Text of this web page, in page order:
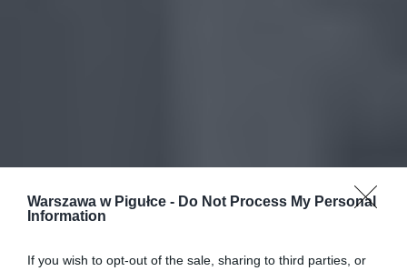
Warszawa w Pigułce - Do Not Process My Personal
Information
If you wish to opt-out of the sale, sharing to third parties, or